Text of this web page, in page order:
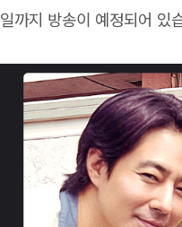
일까지 방송이 예정되어 있